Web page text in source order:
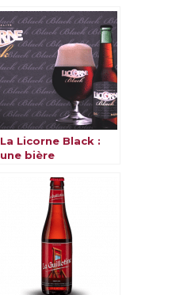
La Licorne Black :
une bière
magique